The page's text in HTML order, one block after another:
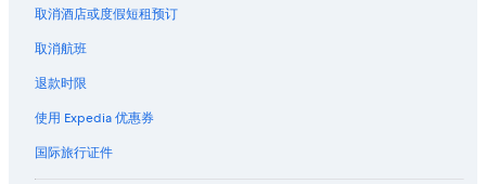
取消酒店或度假短租预订
取消航班
退款时限
使用 Expedia 优惠券
国际旅行证件